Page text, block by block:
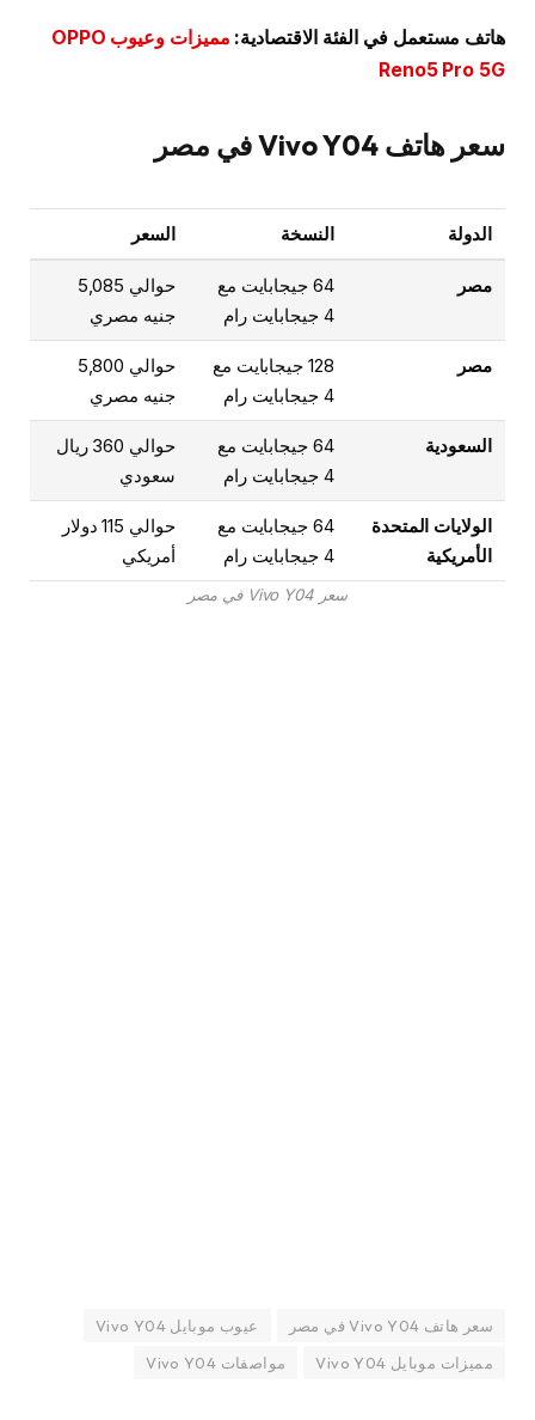
هاتف مستعمل في الفئة الاقتصادية:
مميزات وعيوب OPPO
Reno5 Pro 5G
سعر هاتف Vivo Y04 في مصر
الدولة النسخة السعر
مصر
64 جيجابايت مع
4 جيجابايت رام
حوالي 5,085
جنيه مصري
مصر
128 جيجابايت مع
4 جيجابايت رام
حوالي 5,800
جنيه مصري
السعودية
64 جيجابايت مع
4 جيجابايت رام
حوالي 360 ريال
سعودي
الولايات المتحدة
الأمريكية
64 جيجابايت مع
4 جيجابايت رام
حوالي 115 دولار
أمريكي
سعر Vivo Y04 في مصر
سعر هاتف Vivo Y04 في مصر
عيوب موبايل Vivo Y04
مميزات موبايل Vivo Y04
مواصفات Vivo Y04